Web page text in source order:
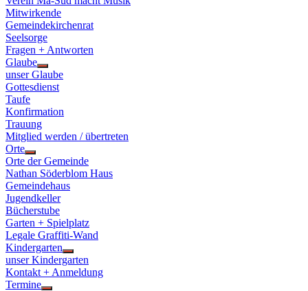
Mitwirkende
Gemeindekirchenrat
Seelsorge
Fragen + Antworten
Glaube
Show
sub
menu
unser Glaube
Gottesdienst
Taufe
Konfirmation
Trauung
Mitglied werden / übertreten
Orte
Show
sub
menu
Orte der Gemeinde
Nathan Söderblom Haus
Gemeindehaus
Jugendkeller
Bücherstube
Garten + Spielplatz
Legale Graffiti-Wand
Kindergarten
Show
sub
menu
unser Kindergarten
Kontakt + Anmeldung
Termine